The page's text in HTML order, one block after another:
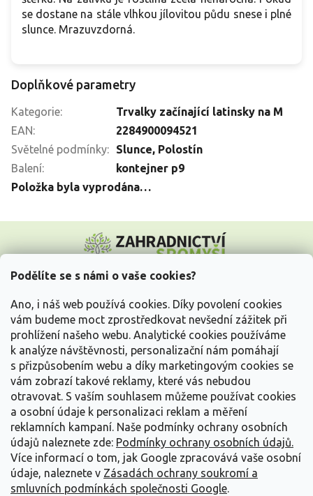
Podělíte se s námi o vaše cookies?
Ano, i náš web používá cookies. Díky povolení cookies
vám budeme moct zprostředkovat nevšední zážitek při
prohlížení našeho webu. Analytické cookies používáme
k analýze návštěvnosti, personalizační nám pomáhají
s přizpůsobením webu a díky marketingovým cookies se
vám zobrazí takové reklamy, které vás nebudou
otravovat. S vaším souhlasem můžeme používat cookies
a osobní údaje k personalizaci reklam a měření
reklamních kampaní. Naše podmínky ochrany osobních
údajů naleznete zde: Podmínky ochrany osobních údajů.
Více informací o tom, jak Google zpracovává vaše osobní
údaje, naleznete v Zásadách ochrany soukromí a
smluvních podmínkách společnosti Google.
se dostane na stále vlhkou jílovitou půdu snese i plné
slunce. Mrazuvzdorná.
Doplňkové parametry
Kategorie:
Trvalky začínající latinsky na M
EAN:
2284900094521
Světelné podmínky: Slunce, Polostín
Balení:
kontejner p9
Položka byla vyprodána…
p
Vše o nákupu
Informace pro Vás
Kontakujte nás